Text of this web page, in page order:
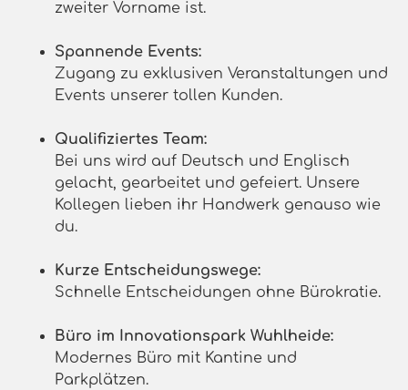
zweiter Vorname ist.
Spannende Events:
Zugang zu exklusiven Veranstaltungen und
Events unserer tollen Kunden.
Qualifiziertes Team:
Bei uns wird auf Deutsch und Englisch
gelacht, gearbeitet und gefeiert. Unsere
Kollegen lieben ihr Handwerk genauso wie
du.
Kurze Entscheidungswege:
Schnelle Entscheidungen ohne Bürokratie.
Büro im Innovationspark Wuhlheide:
Modernes Büro mit Kantine und
Parkplätzen.